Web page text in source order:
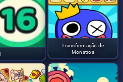
Transformação de
Monstros